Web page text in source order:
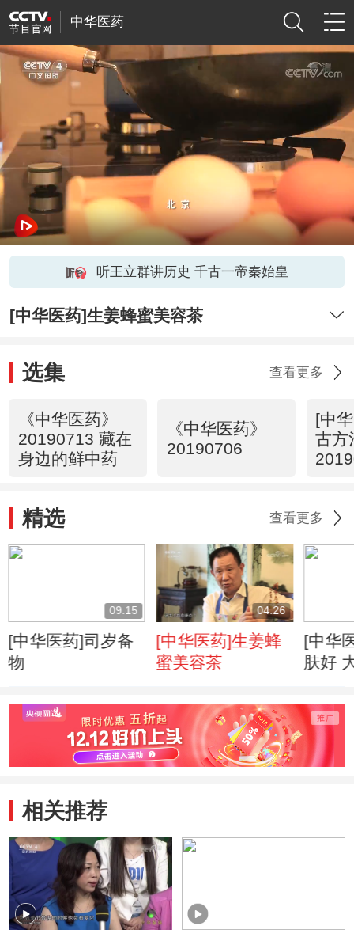
中华医药
听王立群讲历史 千古一帝秦始皇
[中华医药]生姜蜂蜜美容茶
选集 查看更多
《中华医药》
20190713 藏在
身边的鲜中药
《中华医药》
20190706
[中
古方
精选 查看更多
09:15
[中华医药]司岁备
物
04:26
[中华医药]生姜蜂
蜜美容茶
[中华
肤好
相关推荐